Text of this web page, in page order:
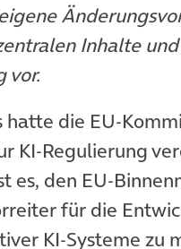
Inhalte
vor.
die EU-
in neuem Tab)
KI-Regulierung
es, den EU-
für die
KI-Systeme zu